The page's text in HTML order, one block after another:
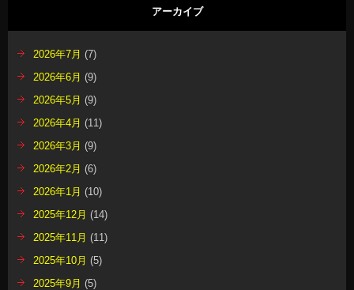
アーカイブ
2026年7月 (7)
2026年6月 (9)
2026年5月 (9)
2026年4月 (11)
2026年3月 (9)
2026年2月 (6)
2026年1月 (10)
2025年12月 (14)
2025年11月 (11)
2025年10月 (5)
2025年9月 (5)